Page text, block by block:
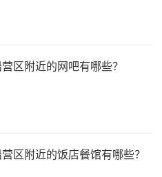
区附近的网吧有哪些？
区附近的饭店餐馆有哪些？